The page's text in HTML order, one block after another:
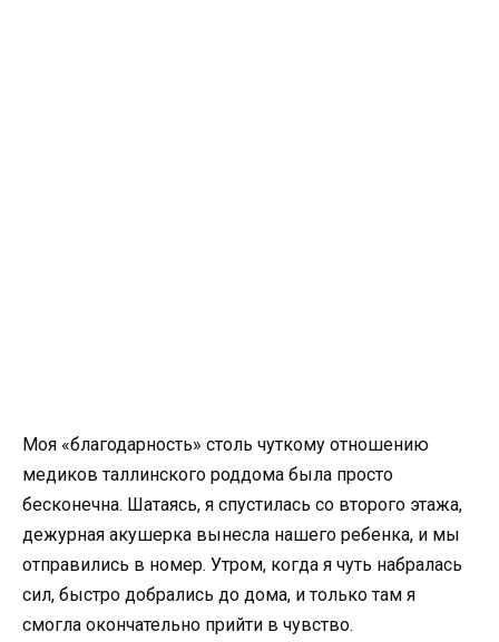
Моя «благодарность» столь чуткому отношению
медиков таллинского роддома была просто
бесконечна. Шатаясь, я спустилась со второго этажа,
дежурная акушерка вынесла нашего ребенка, и мы
отправились в номер. Утром, когда я чуть набралась
сил, быстро добрались до дома, и только там я
смогла окончательно прийти в чувство.